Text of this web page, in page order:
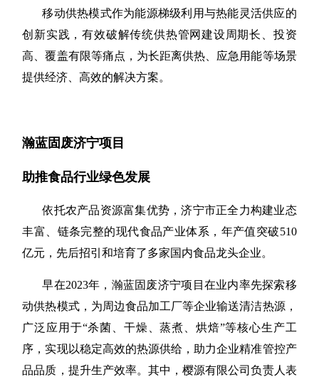
移动供热模式作为能源梯级利用与热能灵活供应的
创新实践，有效破解传统供热管网建设周期长、投资
高、覆盖有限等痛点，为长距离供热、应急用能等场景
提供经济、高效的解决方案。
瀚蓝固废济宁项目
助推食品行业绿色发展
依托农产品资源富集优势，济宁市正全力构建业态
丰富、链条完整的现代食品产业体系，年产值突破510
亿元，先后招引和培育了多家国内食品龙头企业。
早在2023年，瀚蓝固废济宁项目在业内率先探索移
动供热模式，为周边食品加工厂等企业输送清洁热源，
广泛应用于“杀菌、干燥、蒸煮、烘焙”等核心生产工
序，实现以稳定高效的热源供给，助力企业精准管控产
品品质，提升生产效率。其中，樱源有限公司负责人表